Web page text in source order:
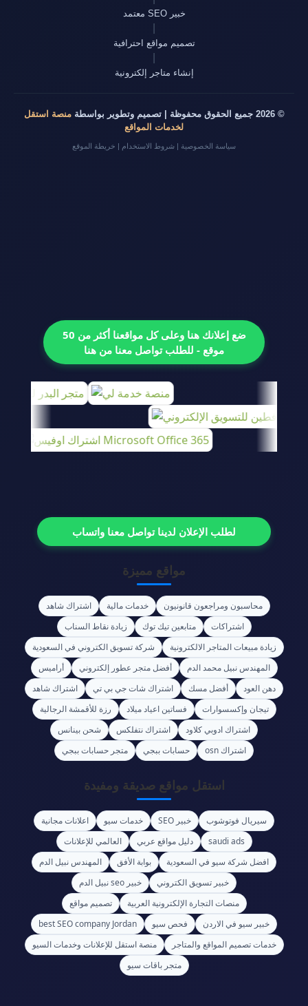
خبير SEO معتمد
تصميم مواقع احترافية
إنشاء متاجر إلكترونية
© 2026 جميع الحقوق محفوظة | تصميم وتطوير بواسطة
منصة استقل
لخدمات المواقع
سياسة الخصوصية | شروط الاستخدام | خريطة الموقع
ضع إعلانك هنا وعلى كل مواقعنا أكثر من 50
موقع - للطلب تواصل معنا من هنا
لطلب الإعلان لدينا تواصل معنا واتساب
مواقع مميزة
محاسبون ومراجعون قانونيون خدمات مالية
اشتراك شاهد
اشتراكات
متابعين تيك توك
زيادة نقاط السناب
زيادة مبيعات المتاجر الالكترونية
شركة تسويق الكتروني في السعودية
المهندس نبيل محمد الدم
أفضل متجر عطور إلكتروني
أراميس
دهن العود
أفضل مسك اشتراك شات جي بي تي
اشتراك شاهد
تيجان وإكسسوارات
فساتين اعياد ميلاد
رزة للأقمشة الرجالية
اشتراك ادوبي كلاود
اشتراك نتفلكس
شحن بينانس
اشتراك osn
حسابات ببجي متجر حسابات ببجي
استقل مواقع صديقة ومفيدة
سيريال فوتوشوب خبير SEO خدمات سيو
اعلانات مجانية
saudi ads
دليل مواقع عربي
العالمي للإعلانات
افضل شركة سيو في السعودية
بوابة الأفق
المهندس نبيل الدم
خبير تسويق الكتروني
خبير seo نبيل الدم
منصات التجارة الإلكترونية العربية
تصميم مواقع
خبير سيو في الاردن
فحص سيو
best SEO company Jordan
خدمات تصميم المواقع والمتاجر
منصة استقل للإعلانات وخدمات السيو
متجر باقات سيو